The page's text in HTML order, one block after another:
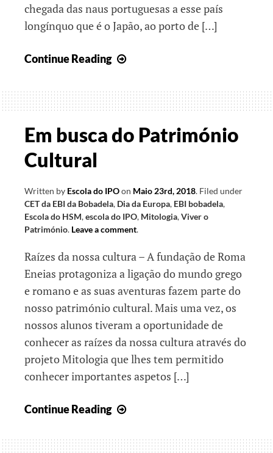
chegada das naus portuguesas a esse país
longínquo que é o Japão, ao porto de […]
Continue Reading
Presente…
Em busca do Património
Cultural
Written by Escola do IPOon Maio 23rd, 2018. Filed under
CET da EBI da Bobadela, Dia da Europa, EBI bobadela,
Escola do HSM,escola do IPO, Mitologia,Viver o
Património. Leave a comment.
Raízes da nossa cultura – A fundação de Roma
Eneias protagoniza a ligação do mundo grego
e romano e as suas aventuras fazem parte do
nosso património cultural. Mais uma vez, os
nossos alunos tiveram a oportunidade de
conhecer as raízes da nossa cultura através do
projeto Mitologia que lhes tem permitido
conhecer importantes aspetos […]
Continue Reading
do